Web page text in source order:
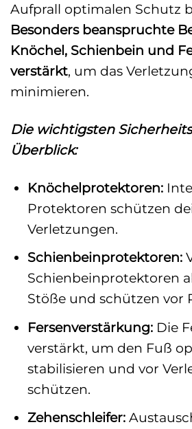
Aufprall optimalen Schutz
Besonders beanspruchte
Knöchel, Schienbein und
verstärkt, um das
minimieren.
Die wichtigsten
Überblick:
Knöchelprotektoren:
Protektoren schützen
Verletzungen.
Schienbeinprotektoren:
Schienbeinprotektoren
Stöße und schützen vor
Fersenverstärkung:Die
verstärkt, um den Fuß
stabilisieren und vor
schützen.
Zehenschleifer: